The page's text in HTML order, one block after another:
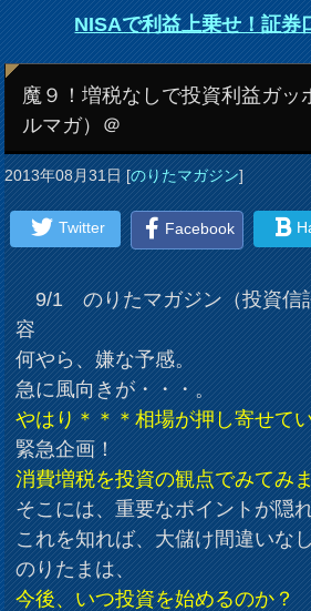
NISAで利益上乗せ！証券
魔９！増税なしで投資利益ガッ
ルマガ）＠
2013年08月31日[のりたマガジン]
Twitter Facebook
9/1 のりたマガジン（投資信
容
何やら、嫌な予感。
急に風向きが・・・。
やはり＊＊＊相場が押し寄せて
緊急企画！
消費増税を投資の観点でみてみ
そこには、重要なポイントが隠
これを知れば、大儲け間違いな
のりたまは、
今後、いつ投資を始めるのか？